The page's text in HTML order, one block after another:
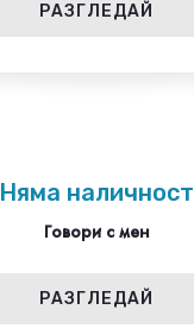
РАЗГЛЕДАЙ
Няма наличност
Говори с мен
РАЗГЛЕДАЙ